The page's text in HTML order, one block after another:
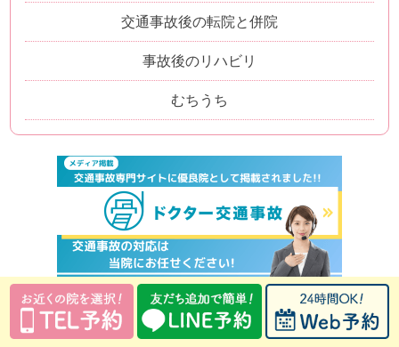
交通事故後の転院と併院
事故後のリハビリ
むちうち